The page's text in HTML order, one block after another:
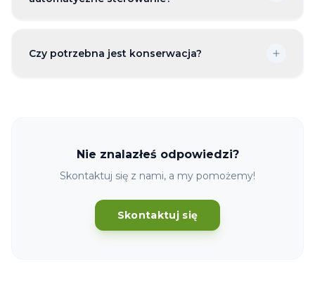
Czy potrzebna jest konserwacja?
Nie znalazłeś odpowiedzi?
Skontaktuj się z nami, a my pomożemy!
Skontaktuj się